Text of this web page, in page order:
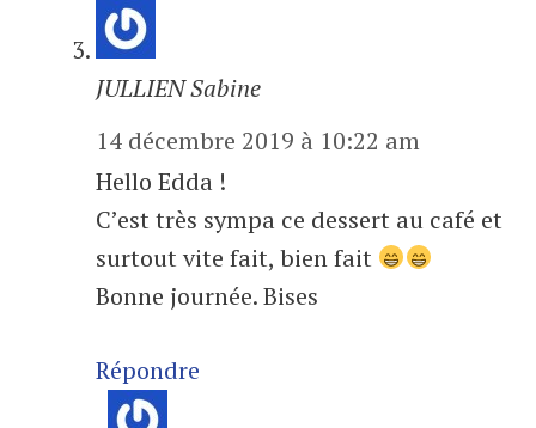
JULLIEN Sabine
14 décembre 2019 à 10:22 am
Hello Edda !
C’est très sympa ce dessert au café et
surtout vite fait, bien fait
Bonne journée. Bises
Répondre